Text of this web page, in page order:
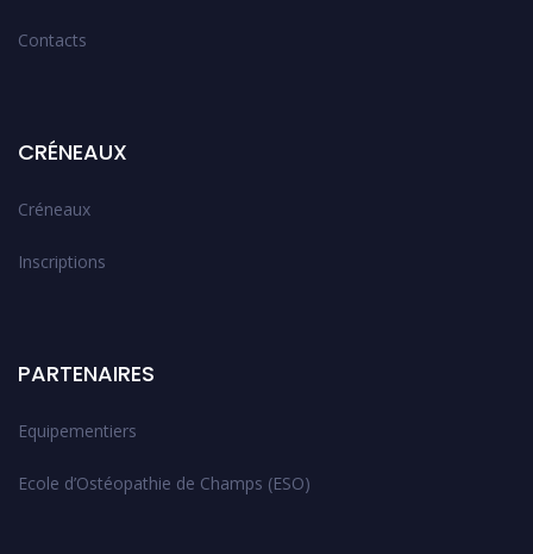
Contacts
CRÉNEAUX
Créneaux
Inscriptions
PARTENAIRES
Equipementiers
Ecole d’Ostéopathie de Champs (ESO)